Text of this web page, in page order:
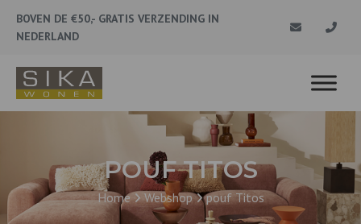
BOVEN DE €50,- GRATIS VERZENDING IN
NEDERLAND
POUF TITOS
Home Webshop pouf Titos